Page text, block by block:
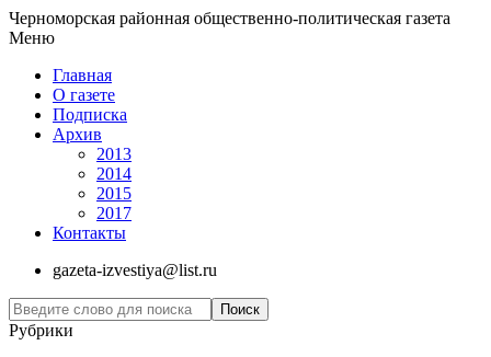
Черноморская районная общественно-политическая газета
Меню
Главная
О газете
Подписка
Архив
2013
2014
2015
2017
Контакты
gazeta-izvestiya@list.ru
Рубрики